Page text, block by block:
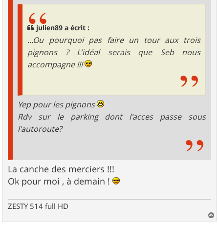
julien89 a écrit :
...Ou pourquoi pas faire un tour aux trois
pignons ? L'idéal serais que Seb nous
accompagne !!!
Yep pour les pignons
Rdv sur le parking dont l'acces passe sous
l'autoroute?
La canche des merciers !!!
Ok pour moi , à demain !
ZESTY 514 full HD
a